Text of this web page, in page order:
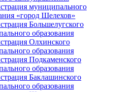
муниципального
«город Шелехов»
Большелугского
образования
Олхинского
образования
Подкаменского
образования
Баклашинского
образования